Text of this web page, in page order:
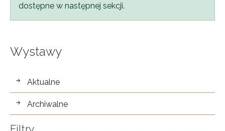
dostępne w następnej sekcji.
Wystawy
wystawy
Aktualne
Archiwalne